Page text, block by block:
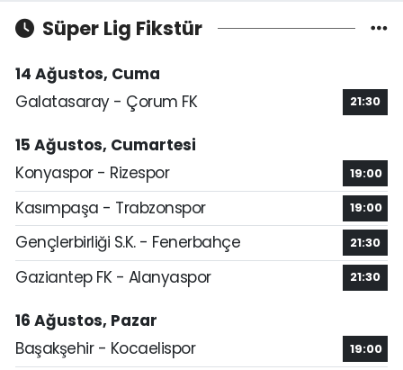
Süper Lig Fikstür
14 Ağustos, Cuma
Galatasaray - Çorum FK
21:30
15 Ağustos, Cumartesi
Konyaspor - Rizespor
19:00
Kasımpaşa - Trabzonspor 19:00
Gençlerbirliği S.K. - Fenerbahçe 21:30
Gaziantep FK - Alanyaspor 21:30
16 Ağustos, Pazar
Başakşehir - Kocaelispor
19:00